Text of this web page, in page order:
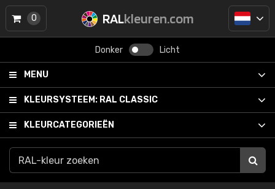
RALkleuren.com
Donker Licht
MENU
KLEURSYSTEEM: RAL CLASSIC
KLEURCATEGORIEËN
0